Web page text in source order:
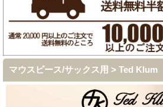
マウスピース/サックス用 > Ted Klum